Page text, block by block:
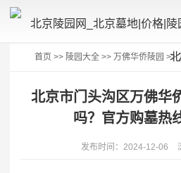
首页 >> 陵园大全 >> 万佛华侨陵园 >>
北京市门头沟区万佛华
吗？官方购墓热
发布时间：2024-12-06